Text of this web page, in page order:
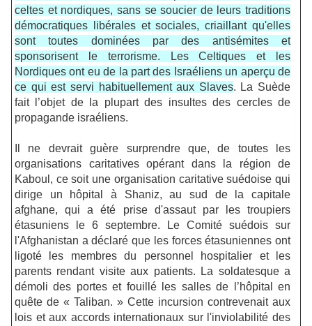
celtes et nordiques, sans se soucier de leurs traditions
démocratiques libérales et sociales, criaillant qu'elles
sont toutes dominées par des antisémites et
sponsorisent le terrorisme. Les Celtiques et les
Nordiques ont eu de la part des Israéliens un aperçu de
ce qui est servi habituellement aux Slaves. La Suède
fait l’objet de la plupart des insultes des cercles de
propagande israéliens.
Il ne devrait guère surprendre que, de toutes les
organisations caritatives opérant dans la région de
Kaboul, ce soit une organisation caritative suédoise qui
dirige un hôpital à Shaniz, au sud de la capitale
afghane, qui a été prise d'assaut par les troupiers
étasuniens le 6 septembre. Le Comité suédois sur
l'Afghanistan a déclaré que les forces étasuniennes ont
ligoté les membres du personnel hospitalier et les
parents rendant visite aux patients. La soldatesque a
démoli des portes et fouillé les salles de l’hôpital en
quête de « Taliban. » Cette incursion contrevenait aux
lois et aux accords internationaux sur l'inviolabilité des